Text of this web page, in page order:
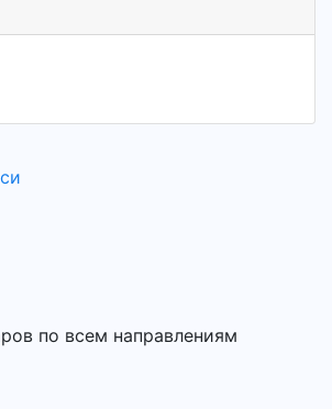
по всем направлениям